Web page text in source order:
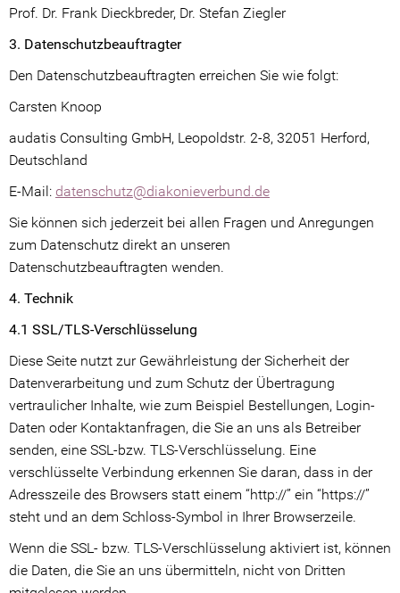
Intern
Partizipation
Prof. Dr. Frank Dieckbreder, Dr. Stefan Ziegler
3. Datenschutzbeauftragter
Den Datenschutzbeauftragten erreichen Sie wie folgt:
Carsten Knoop
audatis Consulting GmbH, Leopoldstr. 2-8, 32051 Herford,
Deutschland
E-Mail: datenschutz@diakonieverbund.de
Sie können sich jederzeit bei allen Fragen und Anregungen
zum Datenschutz direkt an unseren
Datenschutzbeauftragten wenden.
4. Technik
4.1 SSL/TLS-Verschlüsselung
Diese Seite nutzt zur Gewährleistung der Sicherheit der
Datenverarbeitung und zum Schutz der Übertragung
vertraulicher Inhalte, wie zum Beispiel Bestellungen, Login-
Daten oder Kontaktanfragen, die Sie an uns als Betreiber
senden, eine SSL-bzw. TLS-Verschlüsselung. Eine
verschlüsselte Verbindung erkennen Sie daran, dass in der
Adresszeile des Browsers statt einem “http://” ein “https://”
steht und an dem Schloss-Symbol in Ihrer Browserzeile.
Wenn die SSL- bzw. TLS-Verschlüsselung aktiviert ist, können
die Daten, die Sie an uns übermitteln, nicht von Dritten